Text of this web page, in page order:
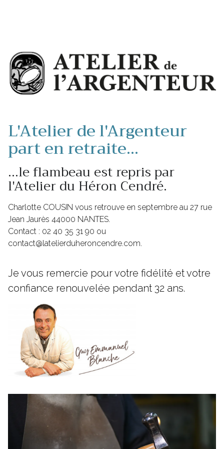
L'Atelier de l'Argenteur
part en retraite...
...le flambeau est repris par
l'Atelier du Héron Cendré.
Charlotte COUSIN vous retrouve en septembre au 27 rue
Jean Jaurès 44000 NANTES.
Contact : 02 40 35 31 90 ou
contact@latelierduheroncendre.com.
Je vous remercie pour votre fidélité et votre
confiance renouvelée pendant 32 ans.